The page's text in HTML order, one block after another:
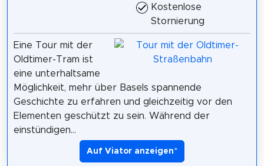
Kostenlose
Stornierung
Eine Tour mit der
Oldtimer-Tram ist
eine unterhaltsame
Möglichkeit, mehr über Basels spannende
Geschichte zu erfahren und gleichzeitig vor den
Elementen geschützt zu sein. Während der
einstündigen...
Auf Viator anzeigen*